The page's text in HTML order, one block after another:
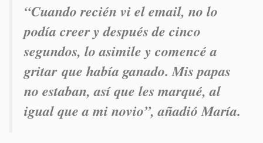
“Cuando recién vi el email, no lo
podía creer y después de cinco
segundos, lo asimile y comencé a
gritar que había ganado. Mis papas
no estaban, así que les marqué, al
igual que a mi novio”, añadió María.